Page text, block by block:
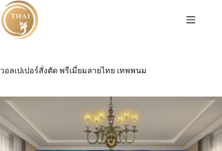
Skip
to
content
วอลเปเปอร์สั่งตัด พรีเมี่ยมลายไทย เทพพนม